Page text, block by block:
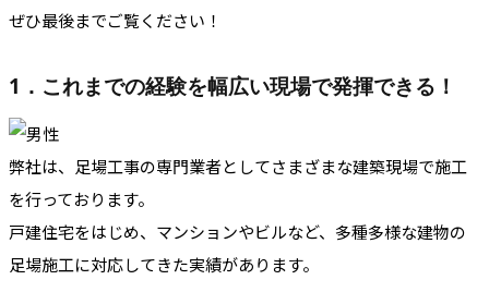
ぜひ最後までご覧ください！
1．これまでの経験を幅広い現場で発揮できる！
弊社は、足場工事の専門業者としてさまざまな建築現場で施工
を行っております。
戸建住宅をはじめ、マンションやビルなど、多種多様な建物の
足場施工に対応してきた実績があります。